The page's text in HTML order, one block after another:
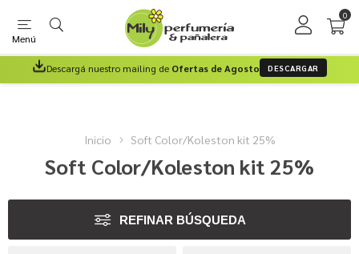
Menú
0
Descargá nuestro mailing de Ofertas de Agosto DESCARGAR
Inicio Soft Color/Koleston kit 25%
Soft Color/Koleston kit 25%
REFINAR BÚSQUEDA